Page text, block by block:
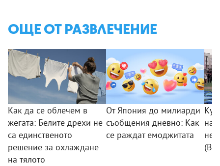
ОЩЕ ОТ РАЗВЛЕЧЕНИЕ
Как да се облечем в
жегата: Белите дрехи не
са единственото
решение за охлаждане
на тялото
От Япония до милиарди
съобщения дневно: Как
се раждат емоджитата
на